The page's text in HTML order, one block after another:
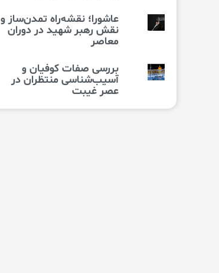
عاشورا؛ نقشه‌راه تمدن‌ساز و
نقش رهبر شهید در دوران
معاصر
بررسی صفات کوفیان و
آسیب‌شناسی منتظران در
عصر غیبت